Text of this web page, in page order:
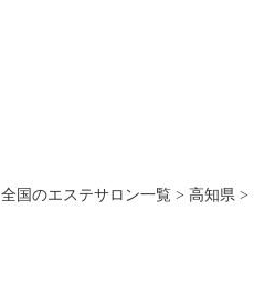
全国のエステサロン一覧 > 高知県 >